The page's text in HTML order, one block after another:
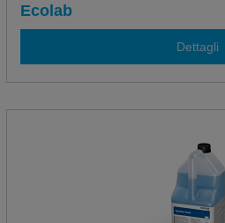
Ecolab
Dettagli